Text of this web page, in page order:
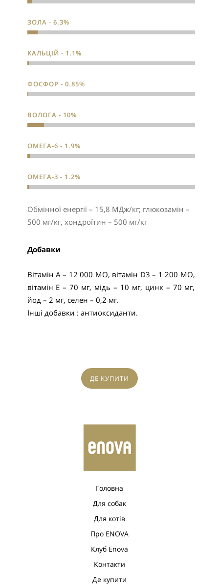
ЗОЛА - 6.3%
КАЛЬЦІЙ - 1.1%
ФОСФОР - 0.85%
ВОЛОГА - 10%
ОМЕГА-6 - 1.9%
ОМЕГА-3 - 1.2%
Обмінної енергії – 15,8 МДж/кг; глюкозамін –
500 мг/кг, хондроїтин – 500 мг/кг
Добавки
Вітамін А – 12 000 МО, вітамін D3 – 1 200 МО,
вітамін Е – 70 мг, мідь – 10 мг, цинк – 70 мг,
йод – 2 мг, селен – 0,2 мг.
Інші добавки : антиоксиданти.
ДЕ КУПИТИ
Головна
Для собак
Для котів
Про ENOVA
Клуб Enova
Контакти
Де купити